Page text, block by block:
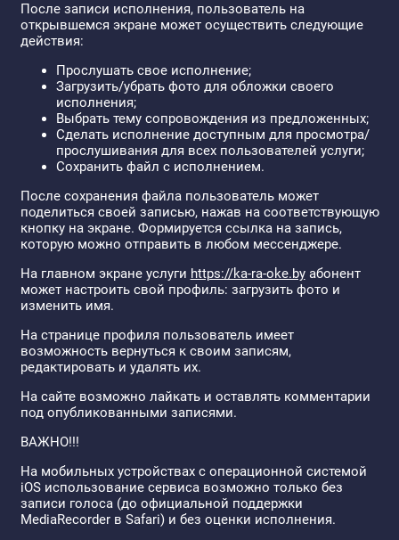
После записи исполнения, пользователь на
открывшемся экране может осуществить следующие
действия:
Прослушать свое исполнение;
Загрузить/убрать фото для обложки своего
исполнения;
Выбрать тему сопровождения из предложенных;
Сделать исполнение доступным для просмотра/
прослушивания для всех пользователей услуги;
Сохранить файл с исполнением.
После сохранения файла пользователь может
поделиться своей записью, нажав на соответствующую
кнопку на экране. Формируется ссылка на запись,
которую можно отправить в любом мессенджере.
На главном экране услуги https://ka-ra-oke.byабонент
может настроить свой профиль: загрузить фото и
изменить имя.
На странице профиля пользователь имеет
возможность вернуться к своим записям,
редактировать и удалять их.
На сайте возможно лайкать и оставлять комментарии
под опубликованными записями.
ВАЖНО!!!
На мобильных устройствах с операционной системой
iOS использование сервиса возможно только без
записи голоса (до официальной поддержки
MediaRecorder в Safari) и без оценки исполнения.